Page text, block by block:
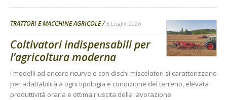
TRATTORI E MACCHINE AGRICOLE 3 Luglio 2026
Coltivatori indispensabili per
l’agricoltura moderna
I modelli ad ancore ricurve e con dischi miscelatori si caratterizzano
per adattabilità a ogni tipologia e condizione del terreno, elevata
produttività oraria e ottima riuscita della lavorazione